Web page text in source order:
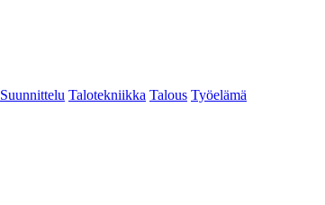
Suunnittelu Talotekniikka Talous Työelämä